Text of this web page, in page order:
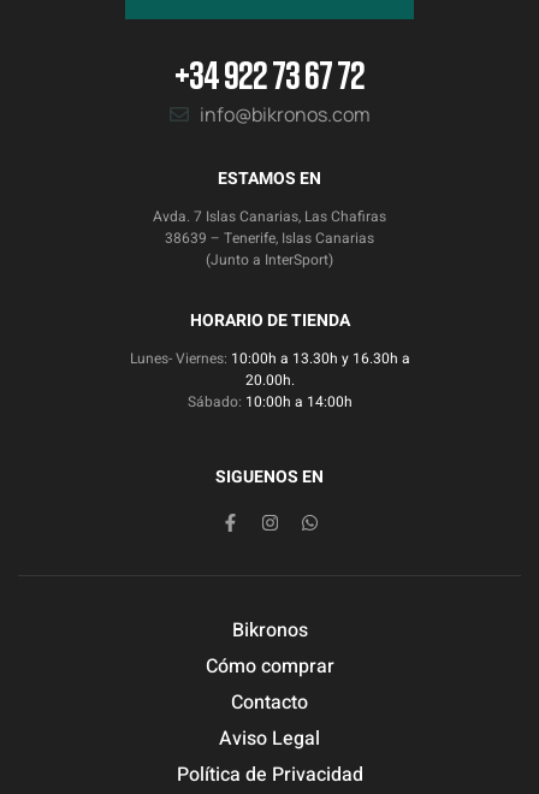
+34 922 73 67 72
info@bikronos.com
ESTAMOS EN
Avda. 7 Islas Canarias, Las Chafiras
38639 – Tenerife, Islas Canarias
(Junto a InterSport)
HORARIO DE TIENDA
Lunes- Viernes: 10:00h a 13.30h y 16.30h a
20.00h.
Sábado: 10:00h a 14:00h
SIGUENOS EN
Bikronos
Cómo comprar
Contacto
Aviso Legal
Política de Privacidad